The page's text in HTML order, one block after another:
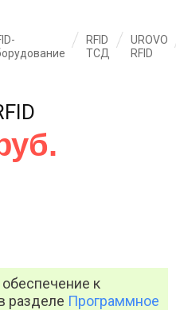
RFID
ТСД
UROVO
RFID
к
разделе Программное